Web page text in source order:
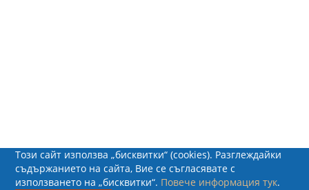
Този сайт използва „бисквитки“ (cookies). Разглеждайки
съдържанието на сайта, Вие се съгласявате с
използването на „бисквитки“. Повече информация тук.